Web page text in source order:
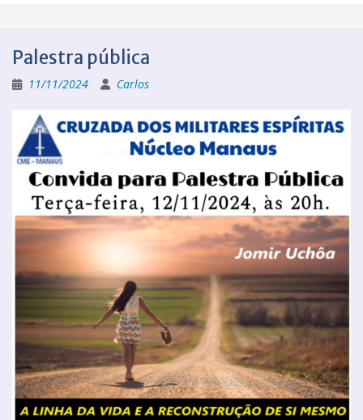
Palestra pública
11/11/2024 Carlos